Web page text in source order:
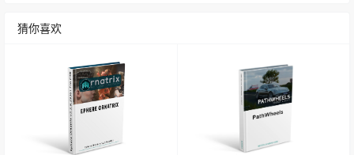
猜你喜欢